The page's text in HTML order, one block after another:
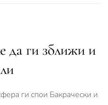
да ги зближи и
ги спои Бакрачески и